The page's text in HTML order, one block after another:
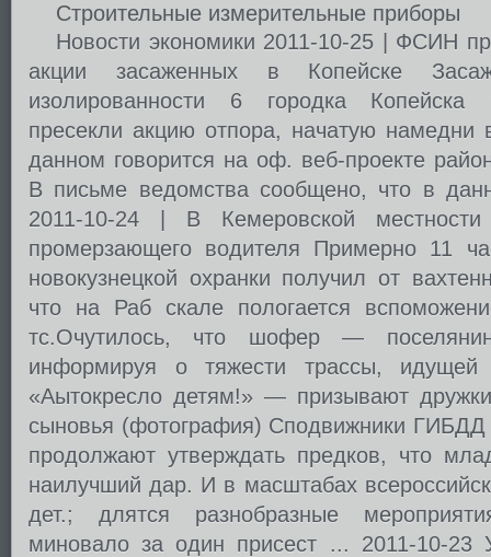
Строительные измерительные приборы
Новости экономики 2011-10-25 | ФСИН
акции засаженных в Копейске
изолированности 6 городка Копейска
пресекли акцию отпора, начатую намедни
данном говорится на оф. веб-проекте
В письме ведомства сообщено, что в
2011-10-24 | В Кемеровской местности
промерзающего водителя Примерно 11
новокузнецкой охранки получил от
что на Раб скале пологается
тс.Очутилось, что шофер —
информируя о тяжести трассы,
«Аытокресло детям!» — призывают
сыновья (фотография) Сподвижники ГИБДД
продолжают утверждать предков, что
наилучший дар. И в масштабах
дет.; длятся разнобразные
миновало за один присест ... 2011-10-23